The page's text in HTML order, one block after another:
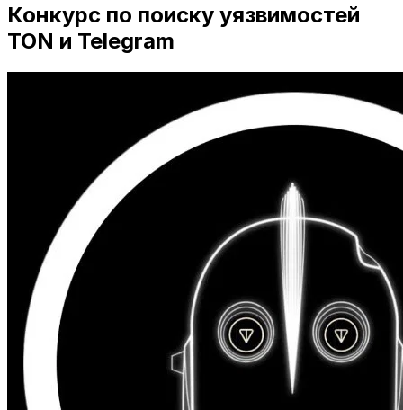
Конкурс по поиску уязвимостей
TON и Telegram